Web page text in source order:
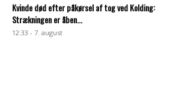
Kvinde død efter påkørsel af tog ved Kolding:
Strækningen er åben...
12:33 - 7. august